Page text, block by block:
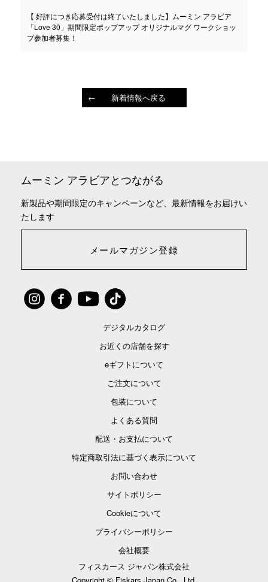
【 好評につき応募受付は終了いたしました】ムーミン アラビア
「Love 30」期間限定ポップアップ オリジナルマグ ワークショッ
プ参加者募集！
新着情報へ戻る
ムーミン アラビアとつながる
新製品や期間限定のキャンペーンなど、最新情報をお届けい
たします
メールマガジン登録
デジタルカタログ
お近くの店舗を探す
eギフトについて
ご注文について
包装について
よくある質問
配送・お支払について
特定商取引法に基づく表示について
お問い合わせ
サイトポリシー
Cookieについて
プライバシーポリシー
会社概要
フィスカース ジャパン株式会社